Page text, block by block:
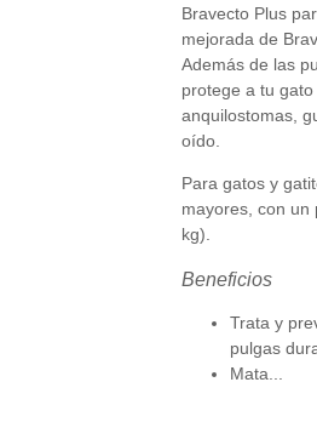
Bravecto Plus
mejorada de
Además de las
protege a tu
anquilostomas,
oído.
Para gatos y
mayores, con un
kg).
Beneficios
Trata y
pulgas
Mata...